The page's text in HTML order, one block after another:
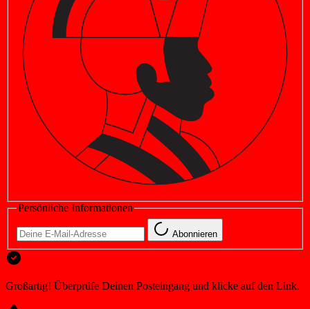
Persönliche Informationen
Abonnieren
Großartig! Überprüfe Deinen Posteingang und klicke auf den Link.